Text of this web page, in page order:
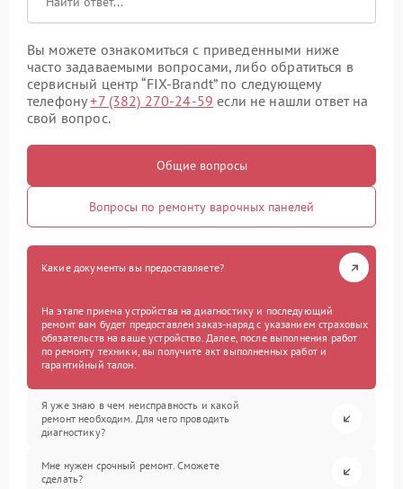
Вы можете ознакомиться с приведенными ниже
часто задаваемыми вопросами, либо обратиться в
сервисный центр “FIX-Brandt” по следующему
телефону+7 (382) 270-24-59 если не нашли ответ на
свой вопрос.
Общие вопросы
Вопросы по ремонту варочных панелей
Какие документы вы предоставляете?
На этапе приема устройства на диагностику и последующий
ремонт вам будет предоставлен заказ-наряд с указанием страховых
обязательств на ваше устройство. Далее, после выполнения работ
по ремонту техники, вы получите акт выполненных работ и
гарантийный талон.
Я уже знаю в чем неисправность и какой
ремонт необходим. Для чего проводить
диагностику?
Мне нужен срочный ремонт. Сможете
сделать?